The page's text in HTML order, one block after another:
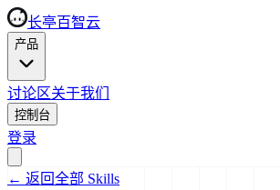
长亭百智云
产品
讨论区关于我们
控制台
登录
← 返回全部 Skills